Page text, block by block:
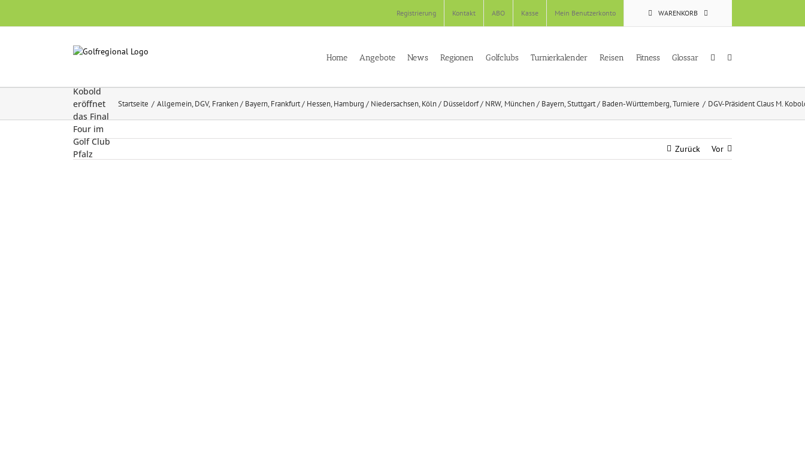
content
Registrierung Kontakt ABO Kasse Mein Benutzerkonto WARENKORB
Home Angebote News Regionen Golfclubs Turnierkalender Reisen Fitness Glossar
DGV-
Kobold
eröffnet
das Final
Four im
Golf Club
Pfalz
Startseite Allgemein DGV Franken / Bayern Frankfurt / Hessen Hamburg / Niedersachsen Köln / Düsseldorf / NRW München / Bayern Stuttgart / Baden-Württemberg Turniere DGV-Präsident Claus M.
Zurück Vor